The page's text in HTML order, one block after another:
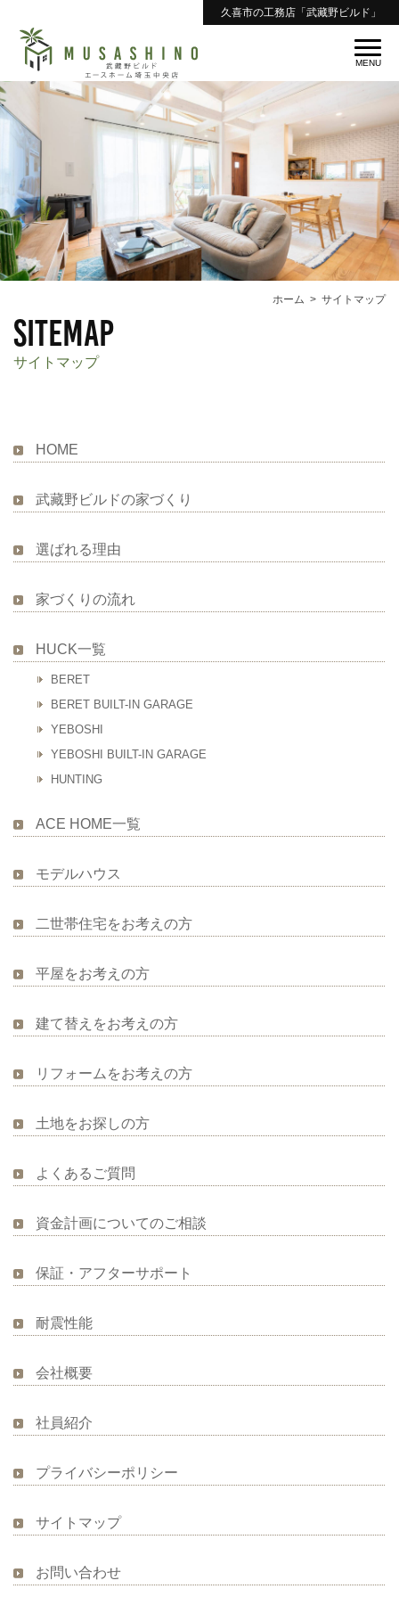
久喜市の工務店「武藏野ビルド」
ホーム サイトマップ
sitemap
サイトマップ
HOME
武藏野ビルドの家づくり
選ばれる理由
家づくりの流れ
HUCK一覧
BERET
BERET BUILT-IN GARAGE
YEBOSHI
YEBOSHI BUILT-IN GARAGE
HUNTING
ACE HOME一覧
モデルハウス
二世帯住宅をお考えの方
平屋をお考えの方
建て替えをお考えの方
リフォームをお考えの方
土地をお探しの方
よくあるご質問
資金計画についてのご相談
保証・アフターサポート
耐震性能
会社概要
社員紹介
プライバシーポリシー
サイトマップ
お問い合わせ